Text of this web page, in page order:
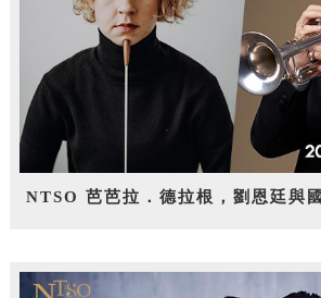
NTSO 芭芭拉．德拉根，劉恩廷與